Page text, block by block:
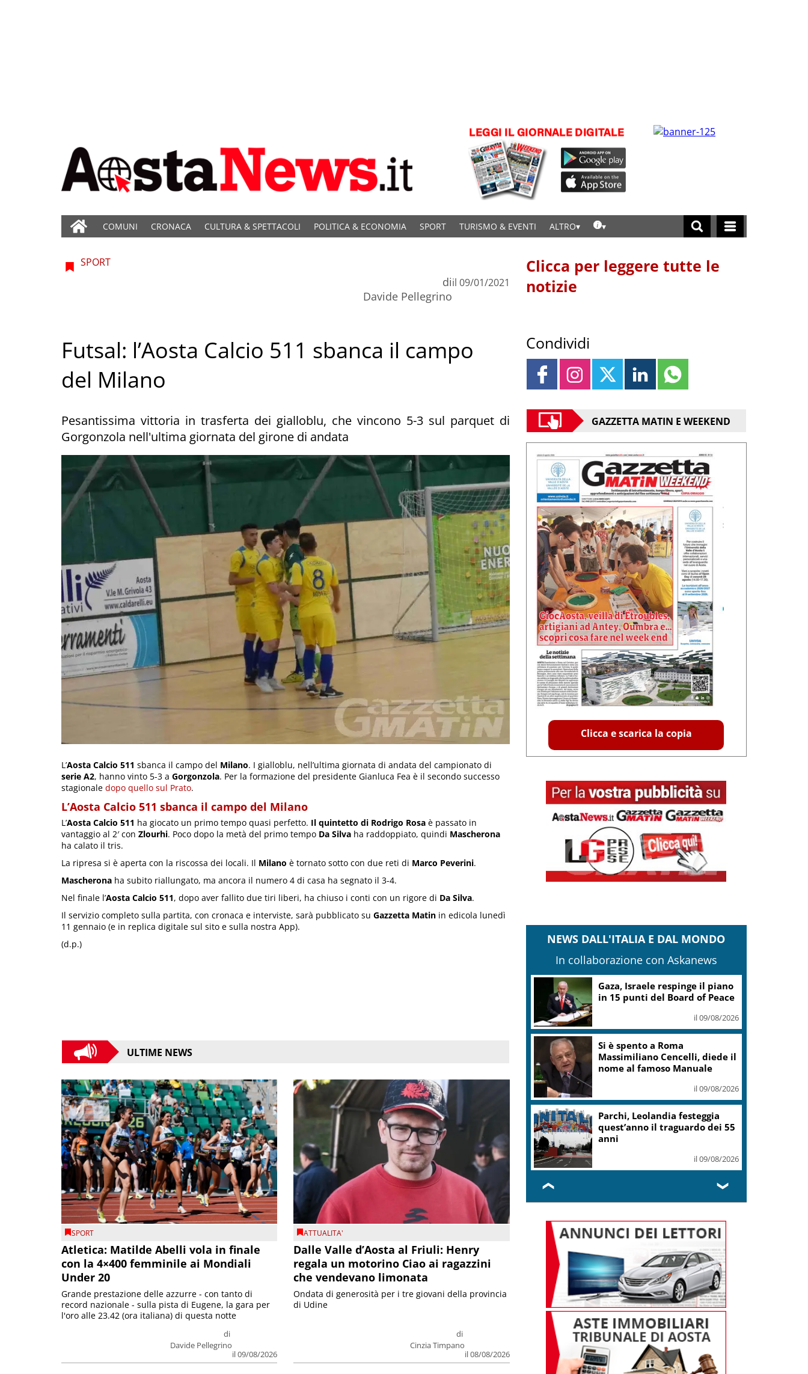
COMUNI CRONACA CULTURA & SPETTACOLI POLITICA & ECONOMIA SPORT TURISMO & EVENTI ALTRO
SPORT
di
Davide Pellegrino
il 09/01/2021
Futsal: l’Aosta Calcio 511 sbanca il campo
del Milano
Pesantissima vittoria in trasferta dei gialloblu, che vincono 5-3 sul parquet di
Gorgonzola nell'ultima giornata del girone di andata
L’Aosta Calcio 511 sbanca il campo del Milano. I gialloblu, nell’ultima giornata di andata del campionato di
serie A2, hanno vinto 5-3 a Gorgonzola. Per la formazione del presidente Gianluca Fea è il secondo successo
stagionale dopo quello sul Prato.
L’Aosta Calcio 511 sbanca il campo del Milano
L’Aosta Calcio 511 ha giocato un primo tempo quasi perfetto. Il quintetto di Rodrigo Rosa è passato in
vantaggio al 2′ con Zlourhi. Poco dopo la metà del primo tempo Da Silva ha raddoppiato, quindi Mascherona
ha calato il tris.
La ripresa si è aperta con la riscossa dei locali. Il Milano è tornato sotto con due reti di Marco Peverini.
Mascherona ha subito riallungato, ma ancora il numero 4 di casa ha segnato il 3-4.
Nel finale l’Aosta Calcio 511, dopo aver fallito due tiri liberi, ha chiuso i conti con un rigore di Da Silva.
Il servizio completo sulla partita, con cronaca e interviste, sarà pubblicato su Gazzetta Matin in edicola lunedì
11 gennaio (e in replica digitale sul sito e sulla nostra App).
(d.p.)
ULTIME NEWS
SPORT
Atletica: Matilde Abelli vola in finale
con la 4×400 femminile ai Mondiali
Under 20
di
Davide Pellegrino
il 09/08/2026
Grande prestazione delle azzurre - con tanto di
record nazionale - sulla pista di Eugene, la gara per
l'oro alle 23.42 (ora italiana) di questa notte
ATTUALITA'
Dalle Valle d’Aosta al Friuli: Henry
regala un motorino Ciao ai ragazzini
che vendevano limonata
di
Cinzia Timpano
il 08/08/2026
Ondata di generosità per i tre giovani della provincia
di Udine
Clicca per leggere tutte le
notizie
Condividi
GAZZETTA MATIN E WEEKEND
Clicca e scarica la copia
NEWS DALL'ITALIA E DAL MONDO
In collaborazione con Askanews
Gaza, Israele respinge il piano
in 15 punti del Board of Peace
il 09/08/2026
Si è spento a Roma
Massimiliano Cencelli, diede il
nome al famoso Manuale
il 09/08/2026
Parchi, Leolandia festeggia
quest’anno il traguardo dei 55
anni
il 09/08/2026
❮ ❯